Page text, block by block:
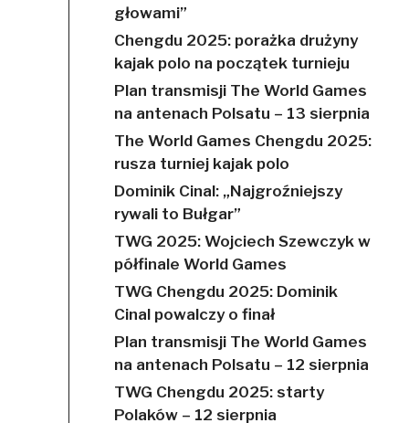
głowami”
Chengdu 2025: porażka drużyny
kajak polo na początek turnieju
Plan transmisji The World Games
na antenach Polsatu – 13 sierpnia
The World Games Chengdu 2025:
rusza turniej kajak polo
Dominik Cinal: „Najgroźniejszy
rywali to Bułgar”
TWG 2025: Wojciech Szewczyk w
półfinale World Games
TWG Chengdu 2025: Dominik
Cinal powalczy o finał
Plan transmisji The World Games
na antenach Polsatu – 12 sierpnia
TWG Chengdu 2025: starty
Polaków – 12 sierpnia